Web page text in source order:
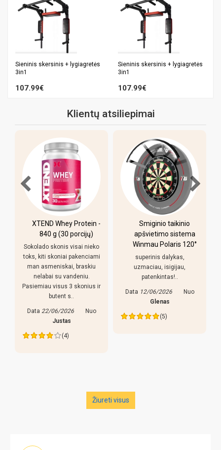
Sieninis skersinis + lygiagretės
3in1
107.99€
Sieninis skersinis + lygiagretės
3in1
107.99€
Klientų atsiliepimai
XTEND Whey Protein -
840 g (30 porcijų)
Sokolado skonis visai nieko
toks, kiti skoniai pakenciami
man asmeniskai, braskiu
nelabai su vandeniu.
Pasiemiau visus 3 skonius ir
butent s..
Data 22/06/2026
Nuo
Justas
(4)
Smiginio taikinio
apšvietimo sistema
Winmau Polaris 120°
superinis dalykas,
uzmaciau, isigijau,
patenkintas!..
Data 12/06/2026
Nuo
Glenas
(5)
Žiureti visus